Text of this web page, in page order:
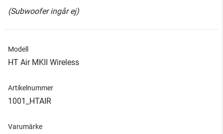
(Subwoofer ingår ej)
Modell
HT Air MKII Wireless
Artikelnummer
1001_HTAIR
Varumärke